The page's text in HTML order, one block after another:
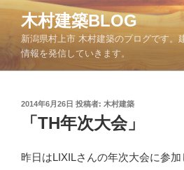
コ
ツ
木村建築BLOG
新潟県村上市 木村建築のブログです。
情報を発信していきます。
投
2014年6月26日 投稿者: 木村建築
「TH年次大会」
昨日はLIXILさんの年次大会に参加